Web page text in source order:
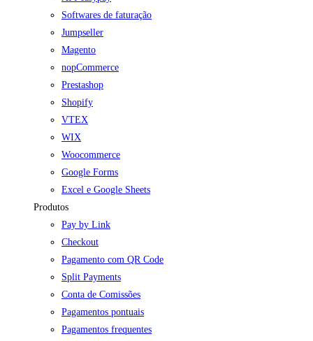
Softwares de faturação
Jumpseller
Magento
nopCommerce
Prestashop
Shopify
VTEX
WIX
Woocommerce
Google Forms
Excel e Google Sheets
Produtos
Pay by Link
Checkout
Pagamento com QR Code
Split Payments
Conta de Comissões
Pagamentos pontuais
Pagamentos frequentes